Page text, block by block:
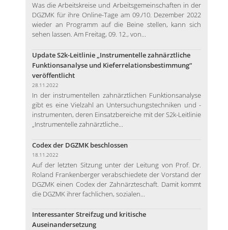
Was die Arbeitskreise und Arbeitsgemeinschaften in der
DGZMK für ihre Online-Tage am 09./10. Dezember 2022
wieder an Programm auf die Beine stellen, kann sich
sehen lassen. Am Freitag, 09. 12., von...
Update S2k-Leitlinie „Instrumentelle zahnärztliche
Funktionsanalyse und Kieferrelationsbestimmung“
veröffentlicht
28.11.2022
In der instrumentellen zahnärztlichen Funktionsanalyse
gibt es eine Vielzahl an Untersuchungstechniken und -
instrumenten, deren Einsatzbereiche mit der S2k-Leitlinie
„Instrumentelle zahnärztliche...
Codex der DGZMK beschlossen
18.11.2022
Auf der letzten Sitzung unter der Leitung von Prof. Dr.
Roland Frankenberger verabschiedete der Vorstand der
DGZMK einen Codex der Zahnärzteschaft. Damit kommt
die DGZMK ihrer fachlichen, sozialen...
Interessanter Streifzug und kritische
Auseinandersetzung